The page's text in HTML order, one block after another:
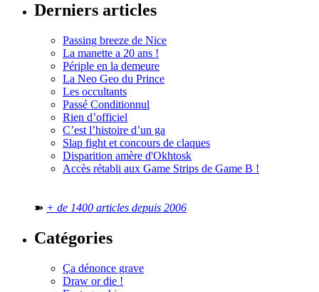
Derniers articles
Passing breeze de Nice
La manette a 20 ans !
Périple en la demeure
La Neo Geo du Prince
Les occultants
Passé Conditionnul
Rien d’officiel
C’est l’histoire d’un ga
Slap fight et concours de claques
Disparition amère d'Okhtosk
Accès rétabli aux Game Strips de Game B !
➽ + de 1400 articles depuis 2006
Catégories
Ça dénonce grave
Draw or die !